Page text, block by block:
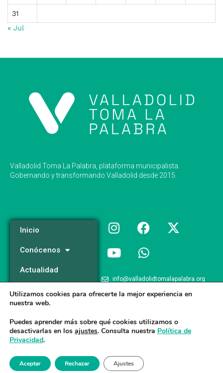
31
« Jul
Valladolid Toma La Palabra, plataforma municipalista.
Gobernando y transformando Valladolid desde 2015.
Inicio
Conócenos
Actualidad
Programa
info@valladolidtomalapalabra.org
+34 983 426 124
Aviso legal/Poltica de Privacidad/ Politica de Cookies
Utilizamos cookies para ofrecerte la mejor experiencia en
nuestra web.
Puedes aprender más sobre qué cookies utilizamos o
desactivarlas en los ajustes. Consulta nuestra Política de
Privacidad.
Aceptar Rechazar Ajustes